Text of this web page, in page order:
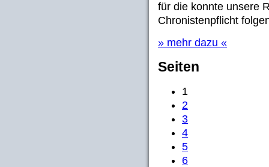
für die konnte unsere
Chronistenpflicht
» mehr dazu «
Seiten
1
2
3
4
5
6